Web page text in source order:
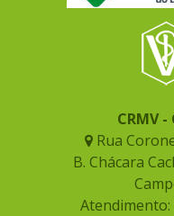
CRMV -
Rua
B. Chácara
Atendimento: